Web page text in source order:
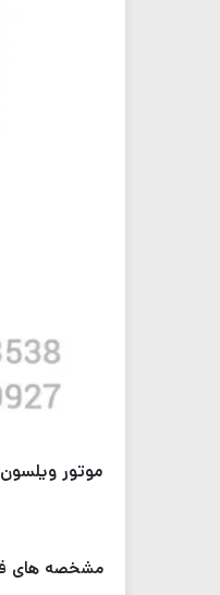
موتور ویلسون 7 اسب بخار بنزینی
مشخصه های